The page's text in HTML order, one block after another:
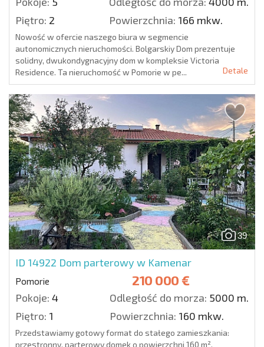
Piętro: 2 Powierzchnia: 166 mkw.
Nowość w ofercie naszego biura w segmencie
autonomicznych nieruchomości. Bolgarskiy Dom prezentuje
solidny, dwukondygnacyjny dom w kompleksie Victoria
Residence. Ta nieruchomość w Pomorie w pe...
Detale
39
ID 14922 Dom parterowy w Kamenar
Pomorie 210 000 €
Pokoje: 4 Odległość do morza: 5000 m.
Piętro: 1 Powierzchnia: 160 mkw.
Przedstawiamy gotowy format do stałego zamieszkania:
przestronny, parterowy domek o powierzchni 160 m²,